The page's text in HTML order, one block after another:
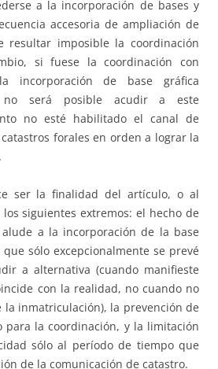
a la incorporación de bases y
accesoria de ampliación de
resultar imposible la coordinación
si fuese la coordinación con
incorporación de base gráfica
no será posible acudir a este
no esté habilitado el canal de
forales en orden a lograr la
ser la finalidad del artículo, o al
siguientes extremos: el hecho de
a la incorporación de la base
sólo excepcionalmente se prevé
a alternativa (cuando manifieste
con la realidad, no cuando no
la inmatriculación), la prevención de
para la coordinación, y la limitación
sólo al período de tiempo que
de la comunicación de catastro.